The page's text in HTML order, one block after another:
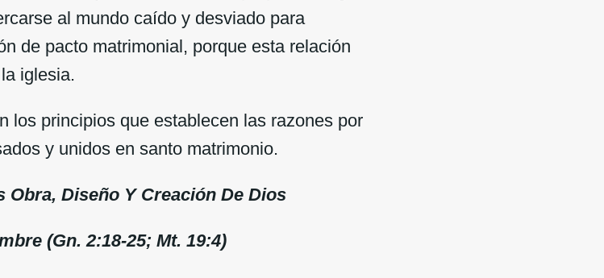
al mundo caído y desviado para
de pacto matrimonial, porque esta relación
iglesia.
principios que establecen las razones por
y unidos en santo matrimonio.
Obra, Diseño Y Creación De Dios
(Gn. 2:18-25; Mt. 19:4)